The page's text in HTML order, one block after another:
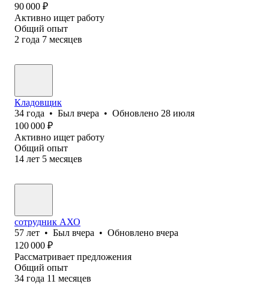
90 000 ₽
Активно ищет работу
Общий опыт
2 года 7 месяцев
Кладовщик
34 года • Был вчера • Обновлено 28 июля
100 000 ₽
Активно ищет работу
Общий опыт
14 лет 5 месяцев
сотрудник АХО
57 лет • Был вчера • Обновлено вчера
120 000 ₽
Рассматривает предложения
Общий опыт
34 года 11 месяцев